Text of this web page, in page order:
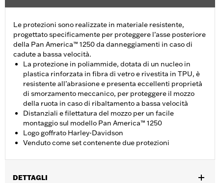
Le protezioni sono realizzate in materiale resistente,
progettato specificamente per proteggere l’asse posteriore
della Pan America™ 1250 da danneggiamenti in caso di
cadute a bassa velocità.
La protezione in poliammide, dotata di un nucleo in
plastica rinforzata in fibra di vetro e rivestita in TPU, è
resistente all’abrasione e presenta eccellenti proprietà
di smorzamento meccanico, per proteggere il mozzo
della ruota in caso di ribaltamento a bassa velocità
Distanziali e filettatura del mozzo per un facile
montaggio sul modello Pan America™ 1250
Logo goffrato Harley-Davidson
Venduto come set contenente due protezioni
DETTAGLI